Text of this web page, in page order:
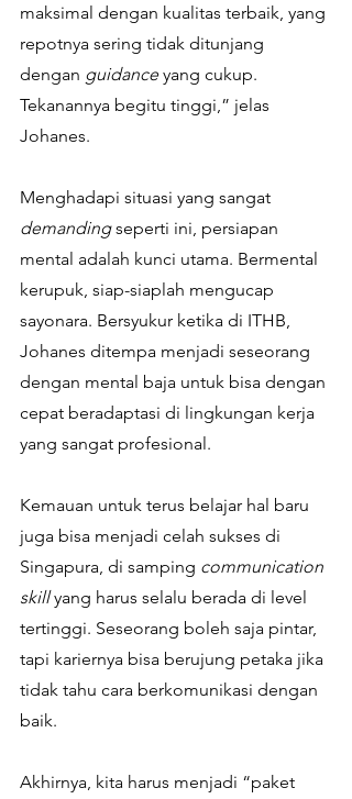
maksimal dengan kualitas terbaik, yang
repotnya sering tidak ditunjang
dengan guidance yang cukup.
Tekanannya begitu tinggi,” jelas
Johanes.
Menghadapi situasi yang sangat
demanding seperti ini, persiapan
mental adalah kunci utama. Bermental
kerupuk, siap-siaplah mengucap
sayonara. Bersyukur ketika di ITHB,
Johanes ditempa menjadi seseorang
dengan mental baja untuk bisa dengan
cepat beradaptasi di lingkungan kerja
yang sangat profesional.
Kemauan untuk terus belajar hal baru
juga bisa menjadi celah sukses di
Singapura, di samping communication
skill yang harus selalu berada di level
tertinggi. Seseorang boleh saja pintar,
tapi kariernya bisa berujung petaka jika
tidak tahu cara berkomunikasi dengan
baik.
Akhirnya, kita harus menjadi “paket